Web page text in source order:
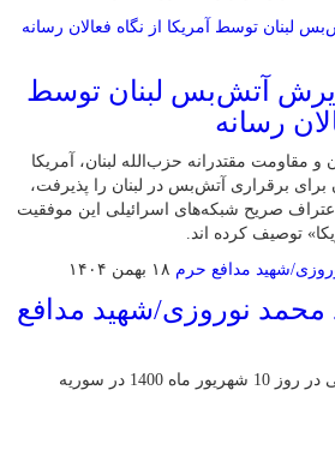
آتش‌بس لبنان توسط
رسانه
مقاومت مقتدرانه حزب‌الله لبنان، آمریکا
برقراری آتش‌بس در لبنان را پذیرفت،
اعتراف صریح شبکه‌های اسرائیلی این موفقیت
توصیف کرده اند.
۱۸ بهمن ۱۴۰۴
محمد نوروزی/شهید مدافع
به دلیل شدت عارضه شیمیایی در روز 10 شهریور ماه 1400 در سوریه